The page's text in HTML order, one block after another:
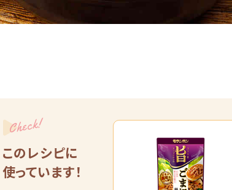
Check!
このレシピに
使っています！